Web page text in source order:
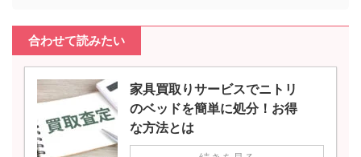
合わせて読みたい
家具買取りサービスでニトリ
のベッドを簡単に処分！お得
な方法とは